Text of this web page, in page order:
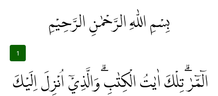
بِسْمِ اللّٰهِ الرَّحْمٰنِ الرَّحِيْمِ
1
الۤمّۤرٰۗ تِلْكَ اٰيٰتُ الْكِتٰبِۗ وَالَّذِيْٓ اُنْزِلَ اِلَيْكَ